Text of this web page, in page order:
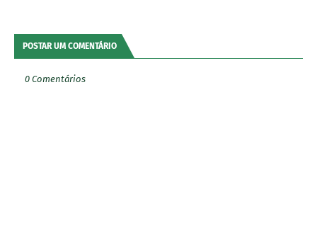
POSTAR UM COMENTÁRIO
0 Comentários